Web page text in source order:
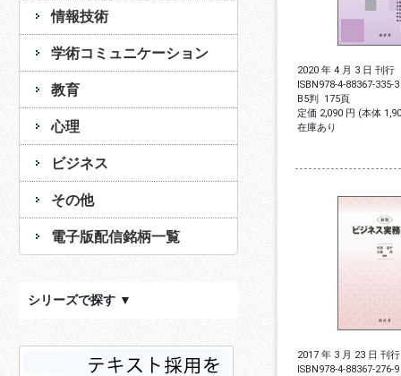
情報技術
学術コミュニケーション
教育
心理
ビジネス
その他
電子版配信銘柄一覧
シリーズで探す ▼
2020 年 4 月 3 日 刊行
ISBN978-4-88367-335-3
B5判 175頁
定価 2,090 円 (本体
在庫あり
2017 年 3 月 23 日 刊行
ISBN978-4-88367-276-9